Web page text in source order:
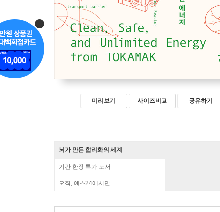
미리보기 사이즈비교 공유하기
뇌가 만든 합리화의 세계
기간 한정 특가 도서
오직, 예스24에서만